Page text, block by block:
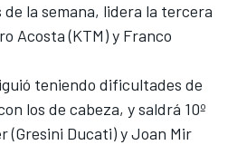
la semana, lidera la tercera
Acosta(KTM) y Franco
teniendo dificultades de
los de cabeza, y saldrá 10º
(Gresini Ducati) yJoan Mir